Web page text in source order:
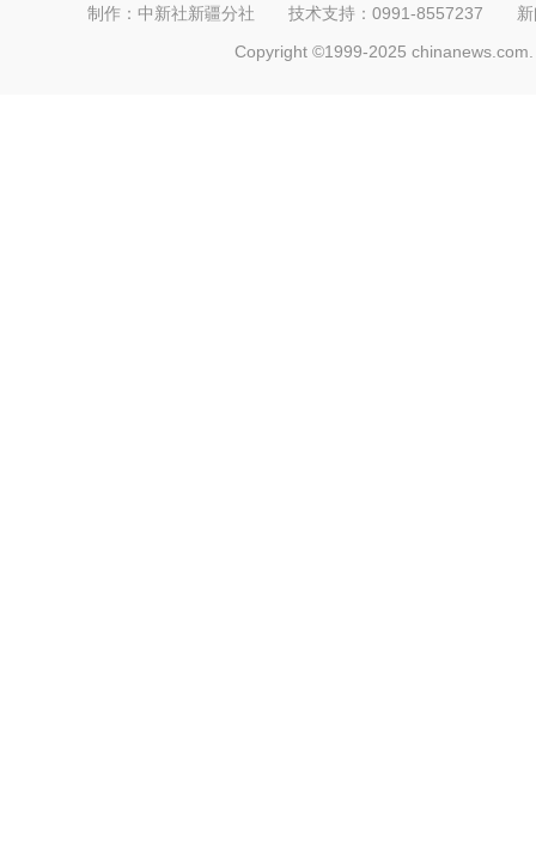
制作：中新社新疆分社 技术支持：0991-8557237
Copyright ©1999-2025